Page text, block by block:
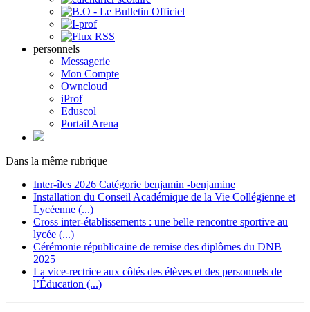
personnels
Messagerie
Mon Compte
Owncloud
iProf
Eduscol
Portail Arena
Dans la même rubrique
Inter-îles 2026 Catégorie benjamin -benjamine
Installation du Conseil Académique de la Vie Collégienne et
Lycéenne (...)
Cross inter-établissements : une belle rencontre sportive au
lycée (...)
Cérémonie républicaine de remise des diplômes du DNB
2025
La vice-rectrice aux côtés des élèves et des personnels de
l’Éducation (...)